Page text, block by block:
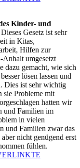
Kinder- und
Gesetz ist sehr
in Kitas,
Hilfen zur
Anhalt umgesetzt
dazu gemacht, wie sich
lösen lassen und
Dies ist sehr wichtig
sie Probleme mit
hatten wir
und Familien im
in vielen
und Familien zwar das
nicht genügend erst
fühlen.